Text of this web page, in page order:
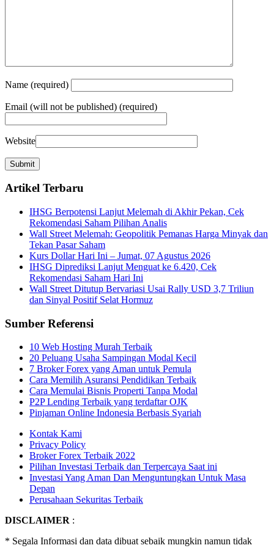
Name (required)
Email (will not be published) (required)
Website
Artikel Terbaru
IHSG Berpotensi Lanjut Melemah di Akhir Pekan, Cek
Rekomendasi Saham Pilihan Analis
Wall Street Melemah: Geopolitik Pemanas Harga Minyak dan
Tekan Pasar Saham
Kurs Dollar Hari Ini – Jumat, 07 Agustus 2026
IHSG Diprediksi Lanjut Menguat ke 6.420, Cek
Rekomendasi Saham Hari Ini
Wall Street Ditutup Bervariasi Usai Rally USD 3,7 Triliun
dan Sinyal Positif Selat Hormuz
Sumber Referensi
10 Web Hosting Murah Terbaik
20 Peluang Usaha Sampingan Modal Kecil
7 Broker Forex yang Aman untuk Pemula
Cara Memilih Asuransi Pendidikan Terbaik
Cara Memulai Bisnis Properti Tanpa Modal
P2P Lending Terbaik yang terdaftar OJK
Pinjaman Online Indonesia Berbasis Syariah
Kontak Kami
Privacy Policy
Broker Forex Terbaik 2022
Pilihan Investasi Terbaik dan Terpercaya Saat ini
Investasi Yang Aman Dan Menguntungkan Untuk Masa
Depan
Perusahaan Sekuritas Terbaik
DISCLAIMER :
* Segala Informasi dan data dibuat sebaik mungkin namun tidak